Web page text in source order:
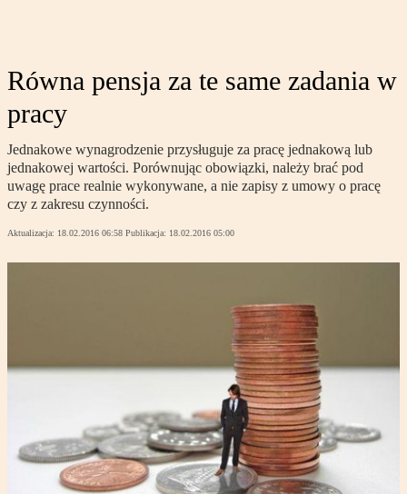
Równa pensja za te same zadania w
pracy
Jednakowe wynagrodzenie przysługuje za pracę jednakową lub
jednakowej wartości. Porównując obowiązki, należy brać pod
uwagę prace realnie wykonywane, a nie zapisy z umowy o pracę
czy z zakresu czynności.
Aktualizacja: 18.02.2016 06:58 Publikacja: 18.02.2016 05:00